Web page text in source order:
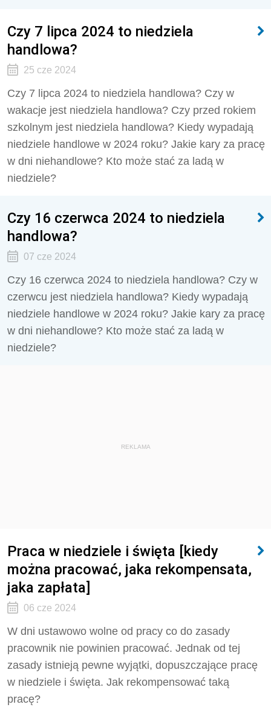
Czy 7 lipca 2024 to niedziela
handlowa?
25 cze 2024
Czy 7 lipca 2024 to niedziela handlowa? Czy w
wakacje jest niedziela handlowa? Czy przed rokiem
szkolnym jest niedziela handlowa? Kiedy wypadają
niedziele handlowe w 2024 roku? Jakie kary za pracę
w dni niehandlowe? Kto może stać za ladą w
niedziele?
Czy 16 czerwca 2024 to niedziela
handlowa?
07 cze 2024
Czy 16 czerwca 2024 to niedziela handlowa? Czy w
czerwcu jest niedziela handlowa? Kiedy wypadają
niedziele handlowe w 2024 roku? Jakie kary za pracę
w dni niehandlowe? Kto może stać za ladą w
niedziele?
REKLAMA
Praca w niedziele i święta [kiedy
można pracować, jaka rekompensata,
jaka zapłata]
06 cze 2024
W dni ustawowo wolne od pracy co do zasady
pracownik nie powinien pracować. Jednak od tej
zasady istnieją pewne wyjątki, dopuszczające pracę
w niedziele i święta. Jak rekompensować taką
pracę?